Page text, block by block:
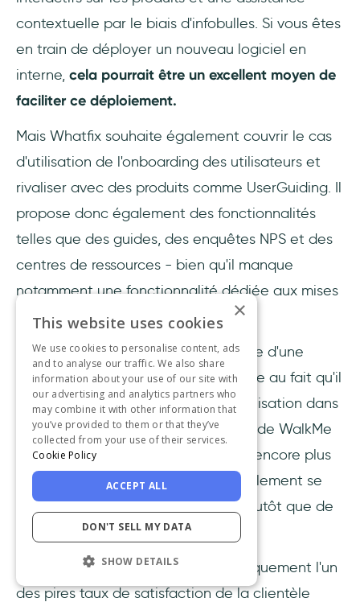
contextuelle par le biais d'infobulles. Si vous êtes
en train de déployer un nouveau logiciel en
interne, cela pourrait être un excellent moyen de
faciliter ce déploiement.
Mais Whatfix souhaite également couvrir le cas
d'utilisation de l'onboarding des utilisateurs et
rivaliser avec des produits comme UserGuiding. Il
propose donc également des fonctionnalités
telles que des guides, des enquêtes NPS et des
centres de ressources - bien qu'il manque
notamment une fonctionnalité dédiée aux mises
à jour des produits.
Tout comme WalkMe, Whatfix souffre d'une
surabondance de fonctionnalités due au fait qu'il
tente de regrouper trop de cas d'utilisation dans
une seule plateforme. Si l'assistance de WalkMe
est mauvaise, celle de Whatfix l'est encore plus
puisque leurs clients doivent généralement se
fier à des articles en libre-service plutôt que de
parler à des agents d'assistance.
À ce titre, Whatfix affiche systématiquement l'un
des pires taux de satisfaction de la clientèle
×
This website uses cookies
We use cookies to personalise content, ads
and to analyse our traffic. We also share
information about your use of our site with
our advertising and analytics partners who
may combine it with other information that
you’ve provided to them or that they’ve
collected from your use of their services.
Cookie Policy
ACCEPT ALL
DON'T SELL MY DATA
SHOW DETAILS